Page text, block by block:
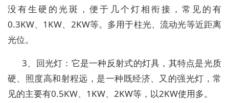
没有生硬的光斑，便于几个灯相衔接，常见的有
0.3KW、1KW、2KW等。多用于柱光、流动光等近距离
光位。
3、回光灯：它是一种反射式的灯具，其特点是光质
硬、照度高和射程远，是一种既经济、又的强光灯，常
见的主要有0.5KW、1KW、2KW等，以2KW使用多。